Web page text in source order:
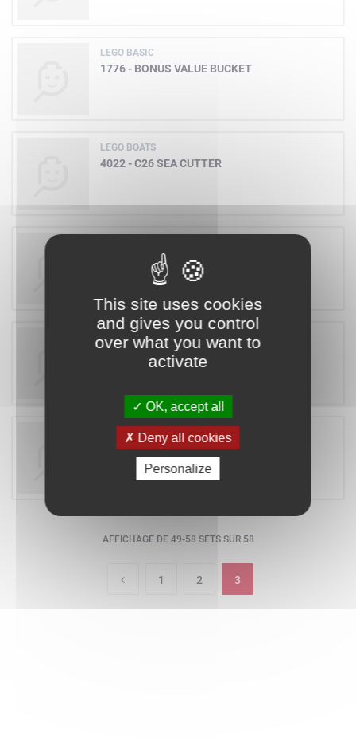
LEGO BASIC
1776 - BONUS VALUE BUCKET
LEGO BOATS
4022 - C26 SEA CUTTER
6135 - SPY SHARK
LEGO TECHNIC
8230 - COASTAL COP BUGGY
LEGO TECHNIC
8425 - BLACK FALCON
AFFICHAGE DE 49-58 SETS SUR 58
1 2 3
This site uses cookies
and gives you control
over what you want to
activate
OK, accept all
Deny all cookies
Personalize